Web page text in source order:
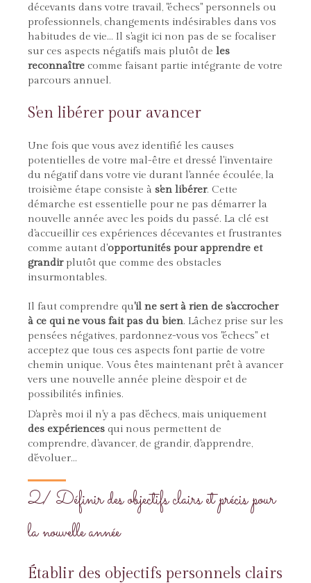
décevants dans votre travail, "échecs" personnels ou
professionnels, changements indésirables dans vos
habitudes de vie... Il s'agit ici non pas de se focaliser
sur ces aspects négatifs mais plutôt de les
reconnaître comme faisant partie intégrante de votre
parcours annuel.
S'en libérer pour avancer
Une fois que vous avez identifié les causes
potentielles de votre mal-être et dressé l'inventaire
du négatif dans votre vie durant l'année écoulée, la
troisième étape consiste à s'en libérer. Cette
démarche est essentielle pour ne pas démarrer la
nouvelle année avec les poids du passé. La clé est
d'accueillir ces expériences décevantes et frustrantes
comme autant d'opportunités pour apprendre et
grandir plutôt que comme des obstacles
insurmontables.
Il faut comprendre qu'il ne sert à rien de s'accrocher
à ce qui ne vous fait pas du bien. Lâchez prise sur les
pensées négatives, pardonnez-vous vos "échecs" et
acceptez que tous ces aspects font partie de votre
chemin unique. Vous êtes maintenant prêt à avancer
vers une nouvelle année pleine d'espoir et de
possibilités infinies.
D'après moi il n'y a pas d'échecs, mais uniquement
des expériences qui nous permettent de
comprendre, d'avancer, de grandir, d'apprendre,
d'évoluer...
2/ Définir des objectifs clairs et précis pour
la nouvelle année
Établir des objectifs personnels clairs